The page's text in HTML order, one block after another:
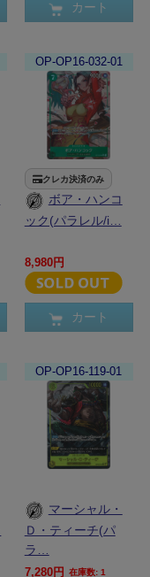
カート
OP-OP16-032-01
クレカ決済のみ
ボア・ハンコ
ック(パラレル/i…
8,980円
カート
OP-OP16-119-01
マーシャル・
Ｄ・ティーチ(パ
ラ…
7,280円 在庫数: 1